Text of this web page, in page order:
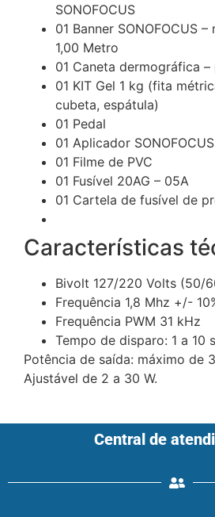
SONOFOCUS
01 Banner SONOFOCUS
1,00 Metro
01 Caneta dermográfica –
01 KIT Gel 1 kg (fita
cubeta, espátula)
01 Pedal
01 Aplicador SONOFOCUS
01 Filme de PVC
01 Fusível 20AG – 05A
01 Cartela de fusível de
Características
Bivolt 127/220 Volts (50/
Frequência 1,8 Mhz +/-
Frequência PWM 31 kHz
Tempo de disparo: 1 a 10
Potência de saída: máximo de
Ajustável de 2 a 30 W.
Central de